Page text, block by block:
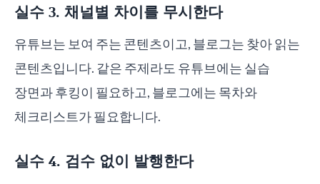
실수 3. 채널별 차이를 무시한다
유튜브는 보여 주는 콘텐츠이고, 블로그는 찾아 읽는
콘텐츠입니다. 같은 주제라도 유튜브에는 실습
장면과 후킹이 필요하고, 블로그에는 목차와
체크리스트가 필요합니다.
실수 4. 검수 없이 발행한다